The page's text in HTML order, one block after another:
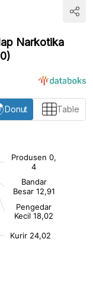
Narkotika
Donut Table